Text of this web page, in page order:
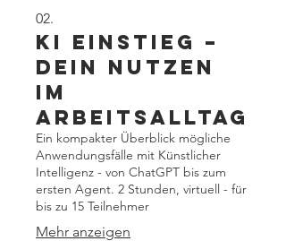
02.
KI Einstieg –
Dein Nutzen
im
Arbeitsalltag
Ein kompakter Überblick mögliche
Anwendungsfälle mit Künstlicher
Intelligenz - von ChatGPT bis zum
ersten Agent. 2 Stunden, virtuell - für
bis zu 15 Teilnehmer
Mehr anzeigen